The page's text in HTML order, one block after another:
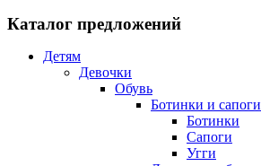
Каталог предложений
Детям
Девочки
Обувь
Ботинки и сапоги
Ботинки
Сапоги
Угги